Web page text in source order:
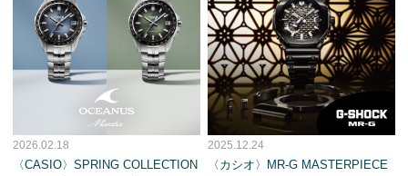
2026.02.18
〈CASIO〉SPRING COLLECTION
2025.12.24
〈カシオ〉MR-G MASTERPIECE